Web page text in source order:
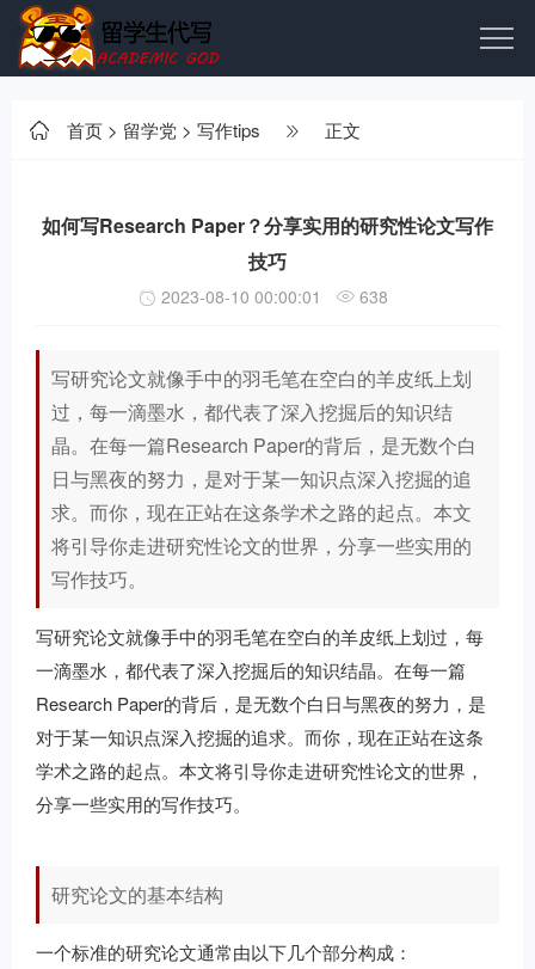
首页 > 留学党 > 写作tips 正文
如何写Research Paper？分享实用的研究性论文写作
技巧
2023-08-10 00:00:01 638
写研究论文就像手中的羽毛笔在空白的羊皮纸上划
过，每一滴墨水，都代表了深入挖掘后的知识结
晶。在每一篇Research Paper的背后，是无数个白
日与黑夜的努力，是对于某一知识点深入挖掘的追
求。而你，现在正站在这条学术之路的起点。本文
将引导你走进研究性论文的世界，分享一些实用的
写作技巧。
写研究论文就像手中的羽毛笔在空白的羊皮纸上划过，每
一滴墨水，都代表了深入挖掘后的知识结晶。在每一篇
Research Paper的背后，是无数个白日与黑夜的努力，是
对于某一知识点深入挖掘的追求。而你，现在正站在这条
学术之路的起点。本文将引导你走进研究性论文的世界，
分享一些实用的写作技巧。
研究论文的基本结构
一个标准的研究论文通常由以下几个部分构成：